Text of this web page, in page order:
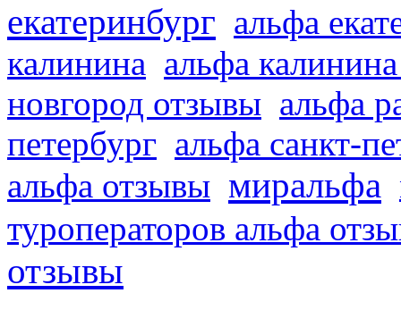
екатеринбург альфа
калинина альфа
новгород отзывы альфа
петербург альфа санкт-
альфа отзывы миральфа
туроператоров альфа
отзывы